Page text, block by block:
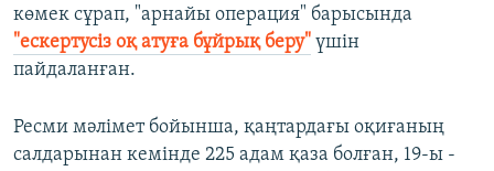
көмек сұрап, "арнайы операция" барысында
"ескертусіз оқ атуға бұйрық беру" үшін
пайдаланған.
Ресми мәлімет бойынша, қаңтардағы оқиғаның
салдарынан кемінде 225 адам қаза болған, 19-ы -